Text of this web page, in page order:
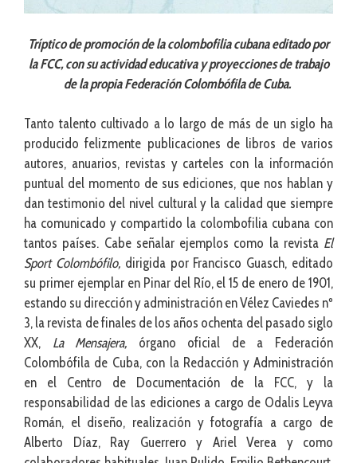
Tríptico de promoción de la colombofilia cubana editado por
la FCC, con su actividad educativa y proyecciones de trabajo
de la propia Federación Colombófila de Cuba.
Tanto talento cultivado a lo largo de más de un siglo ha
producido felizmente publicaciones de libros de varios
autores, anuarios, revistas y carteles con la información
puntual del momento de sus ediciones, que nos hablan y
dan testimonio del nivel cultural y la calidad que siempre
ha comunicado y compartido la colombofilia cubana con
tantos países. Cabe señalar ejemplos como la revista El
Sport Colombófilo, dirigida por Francisco Guasch, editado
su primer ejemplar en Pinar del Río, el 15 de enero de 1901,
estando su dirección y administración en Vélez Caviedes nº
3, la revista de finales de los años ochenta del pasado siglo
XX, La Mensajera, órgano oficial de a Federación
Colombófila de Cuba, con la Redacción y Administración
en el Centro de Documentación de la FCC, y la
responsabilidad de las ediciones a cargo de Odalis Leyva
Román, el diseño, realización y fotografía a cargo de
Alberto Díaz, Ray Guerrero y Ariel Verea y como